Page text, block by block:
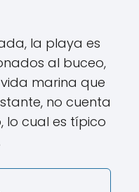
la playa es
al buceo,
marina que
no cuenta
lo cual es típico